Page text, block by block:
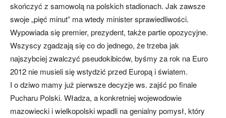
skończyć z samowolą na polskich stadionach. Jak zawsze
swoje „pięć minut” ma wtedy minister sprawiedliwości.
Wypowiada się premier, prezydent, także partie opozycyjne.
Wszyscy zgadzają się co do jednego, że trzeba jak
najszybciej zwalczyć pseudokibiców, byśmy za rok na Euro
2012 nie musieli się wstydzić przed Europą i światem.
I o dziwo mamy już pierwsze decyzje ws. zajść po finale
Pucharu Polski. Władza, a konkretniej wojewodowie
mazowiecki i wielkopolski wpadli na genialny pomysł, który